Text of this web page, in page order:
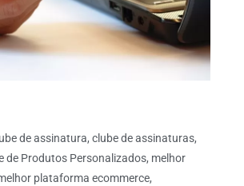
de assinatura,clube de assinaturas,
de Produtos Personalizados, melhor
plataforma ecommerce,